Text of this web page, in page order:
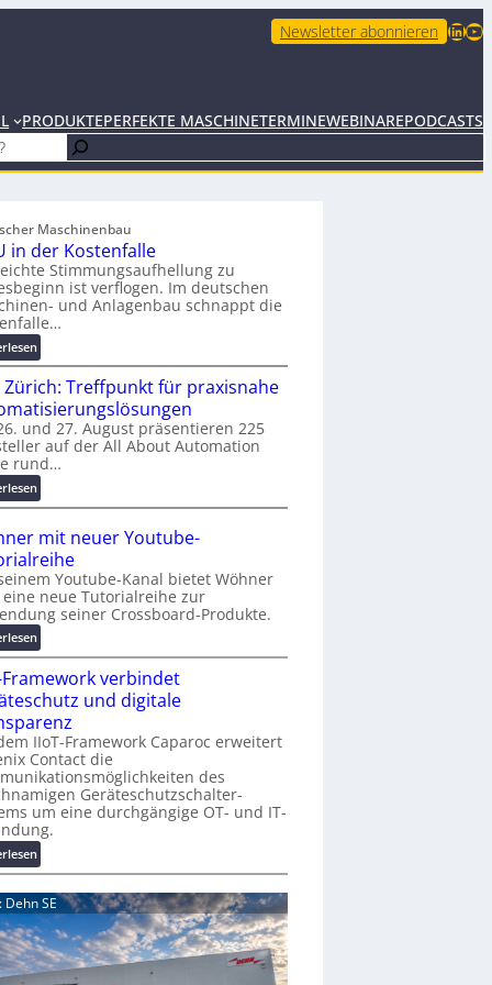
Newsletter abonnieren LinkedIn YouTube
PRODUKTEPERFEKTE MASCHINETERMINEWEBINAREPODCASTS
Maschinenbau
in der Kostenfalle
Stimmungsaufhellung zu
ist verflogen. Im deutschen
und Anlagenbau schnappt die
:
K
M
U
i
n
d
r
o
s
t
e
n
f
a
l
l
e
Zürich: Treffpunkt für praxisnahe
und 27. August präsentieren 225
auf der All About Automation
rund…
:
A
A
Z
ü
r
i
c
:
T
r
e
f
f
p
u
n
k
f
ü
r
p
mit neuer Youtube-
Youtube-Kanal bietet Wöhner
neue Tutorialreihe zur
seiner Crossboard-Produkte.
:
W
ö
h
n
e
r
m
i
t
n
e
u
e
r
Y
o
u
Framework verbindet
und digitale
IIoT-Framework Caparoc erweitert
Contact die
des
Geräteschutzschalter-
um eine durchgängige OT- und IT-
:
I
I
o
T
-
F
Dehn SE